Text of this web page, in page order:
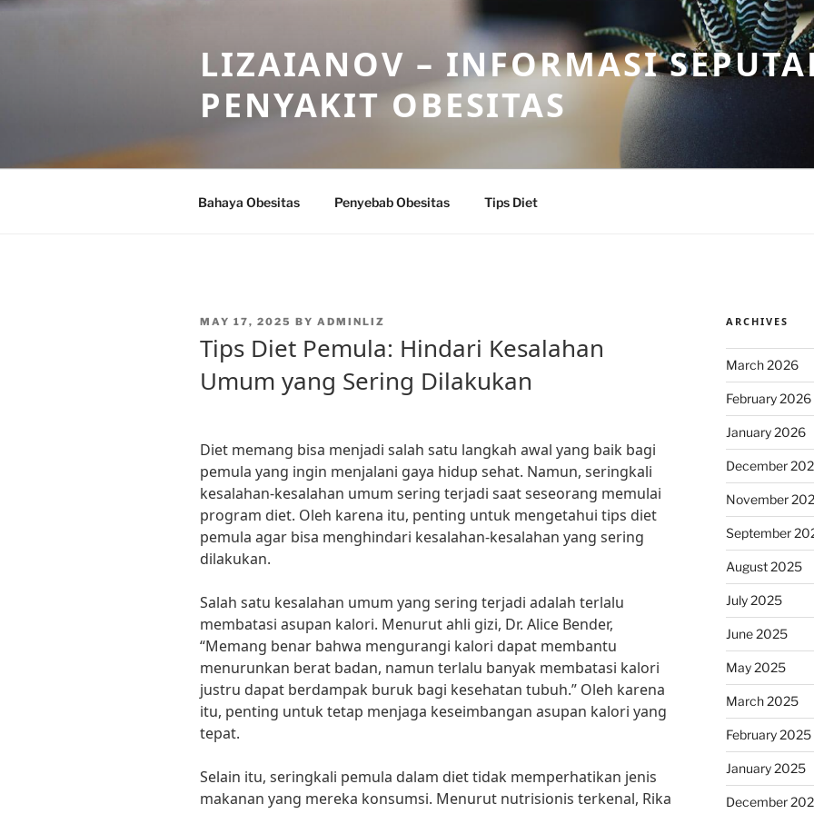
Skip
LIZAIANOV – INFORMASI
PENYAKIT OBESITAS
Bahaya Obesitas Penyebab Obesitas Tips Diet
POSTED
MAY 17, 2025 BY ADMINLIZ
Tips Diet Pemula: Hindari Kesalahan
Umum yang Sering Dilakukan
Diet memang bisa menjadi salah satu langkah awal yang baik bagi
pemula yang ingin menjalani gaya hidup sehat. Namun, seringkali
kesalahan-kesalahan umum sering terjadi saat seseorang memulai
program diet. Oleh karena itu, penting untuk mengetahui tips diet
pemula agar bisa menghindari kesalahan-kesalahan yang sering
dilakukan.
Salah satu kesalahan umum yang sering terjadi adalah terlalu
membatasi asupan kalori. Menurut ahli gizi, Dr. Alice Bender,
“Memang benar bahwa mengurangi kalori dapat membantu
menurunkan berat badan, namun terlalu banyak membatasi kalori
justru dapat berdampak buruk bagi kesehatan tubuh.” Oleh karena
itu, penting untuk tetap menjaga keseimbangan asupan kalori yang
tepat.
Selain itu, seringkali pemula dalam diet tidak memperhatikan jenis
makanan yang mereka konsumsi. Menurut nutrisionis terkenal, Rika
ARCHIVES
March 2026
February 2026
January 2026
December
November
September
August 2025
July 2025
June 2025
May 2025
March 2025
February 2025
January 2025
December